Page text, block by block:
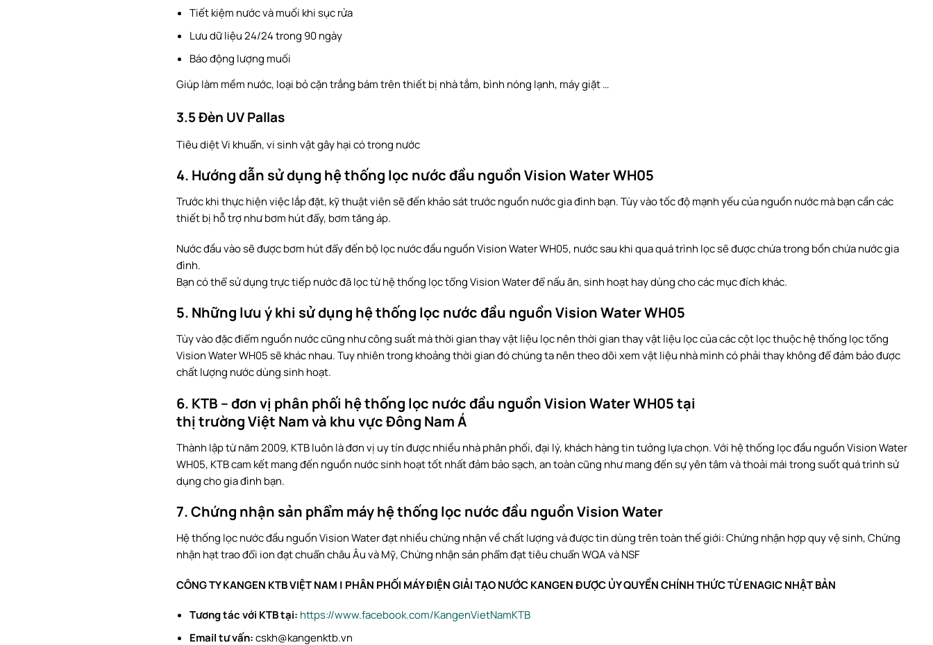
Tiết kiệm nước và muối khi sục rửa
Lưu dữ liệu 24/24 trong 90 ngày
Báo động lượng muối
Giúp làm mềm nước, loại bỏ cặn trắng bám trên thiết bị nhà tắm, bình nóng lạnh, máy giặt …
3.5 Đèn UV Pallas
Tiêu diệt Vi khuẩn, vi sinh vật gây hại có trong nước
4. Hướng dẫn sử dụng hệ thống lọc nước đầu nguồn Vision Water WH05
Trước khi thực hiện việc lắp đặt, kỹ thuật viên sẽ đến khảo sát trước nguồn nước gia đình bạn. Tùy vào tốc độ mạnh yếu của nguồn nước mà bạn cần các
thiết bị hỗ trợ như bơm hút đẩy, bơm tăng áp.
Nước đầu vào sẽ được bơm hút đẩy đến bộ lọc nước đầu nguồn Vision Water WH05, nước sau khi qua quá trình lọc sẽ được chứa trong bồn chứa nước gia
đình.
Bạn có thể sử dụng trực tiếp nước đã lọc từ hệ thống lọc tổng Vision Water để nấu ăn, sinh hoạt hay dùng cho các mục đích khác.
5. Những lưu ý khi sử dụng hệ thống lọc nước đầu nguồn Vision Water WH05
Tùy vào đặc điểm nguồn nước cũng như công suất mà thời gian thay vật liệu lọc nên thời gian thay vật liệu lọc của các cột lọc thuộc hệ thống lọc tổng
Vision Water WH05 sẽ khác nhau. Tuy nhiên trong khoảng thời gian đó chúng ta nên theo dõi xem vật liệu nhà mình có phải thay không để đảm bảo được
chất lượng nước dùng sinh hoạt.
6. KTB – đơn vị phân phối hệ thống lọc nước đầu nguồn Vision Water WH05 tại
thị trường Việt Nam và khu vực Đông Nam Á
Thành lập từ năm 2009, KTB luôn là đơn vị uy tín được nhiều nhà phân phối, đại lý, khách hàng tin tưởng lựa chọn. Với hệ thống lọc đầu nguồn Vision Water
WH05, KTB cam kết mang đến nguồn nước sinh hoạt tốt nhất đảm bảo sạch, an toàn cũng như mang đến sự yên tâm và thoải mái trong suốt quá trình sử
dụng cho gia đình bạn.
7. Chứng nhận sản phẩm máy hệ thống lọc nước đầu nguồn Vision Water
Hệ thống lọc nước đầu nguồn Vision Water đạt nhiều chứng nhận về chất lượng và được tin dùng trên toàn thế giới: Chứng nhận hợp quy vệ sinh, Chứng
nhận hạt trao đổi ion đạt chuẩn châu Âu và Mỹ, Chứng nhận sản phẩm đạt tiêu chuẩn WQA và NSF
CÔNG TY KANGEN KTB VIỆT NAM | PHÂN PHỐI MÁY ĐIỆN GIẢI TẠO NƯỚC KANGEN ĐƯỢC ỦY QUYỀN CHÍNH THỨC TỪ ENAGIC NHẬT BẢN
Tương tác với KTB tại: https://www.facebook.com/KangenVietNamKTB
Email tư vấn:cskh@kangenktb.vn